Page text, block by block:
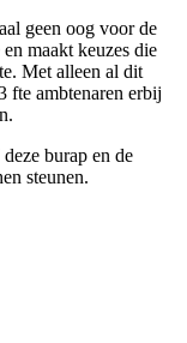
geen oog voor de
maakt keuzes die
Met alleen al dit
fte ambtenaren erbij
burap en de
steunen.